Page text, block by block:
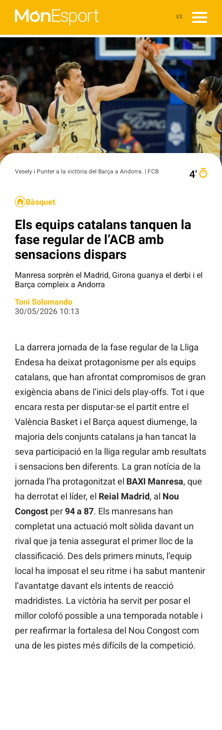
ES
Vesely i Punter a la victòria del Barça a Andorra. | FCB 4′
Bàsquet
Els equips catalans tanquen la
fase regular de l’ACB amb
sensacions dispars
Manresa sorprèn el Madrid, Girona guanya el derbi i el
Barça compleix a Andorra
Toni Solomando
30/05/2026 10:13
La darrera jornada de la fase regular de la Lliga
Endesa ha deixat protagonisme per als equips
catalans, que han afrontat compromisos de gran
exigència abans de l’inici dels play-offs. Tot i que
encara resta per disputar-se el partit entre el
València Basket i el Barça aquest diumenge, la
majoria dels conjunts catalans ja han tancat la
seva participació en la lliga regular amb resultats
i sensacions ben diferents. La gran notícia de la
jornada l’ha protagonitzat el BAXI Manresa, que
ha derrotat el líder, el Reial Madrid, al Nou
Congost per94 a 87. Els manresans han
completat una actuació molt sòlida davant un
rival que ja tenia assegurat el primer lloc de la
classificació. Des dels primers minuts, l’equip
local ha imposat el seu ritme i ha sabut mantenir
l’avantatge davant els intents de reacció
madridistes. La victòria ha servit per posar el
millor colofó possible a una temporada notable i
per reafirmar la fortalesa del Nou Congost com
una de les pistes més difícils de la competició.